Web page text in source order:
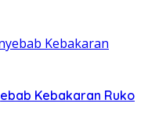
Kebakaran Ruko